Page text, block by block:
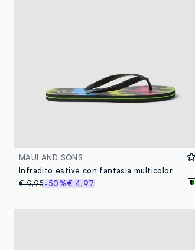
MAUI AND SONS
Infradito estive con fantasia multicolor
€ 9,95-50%€ 4,97